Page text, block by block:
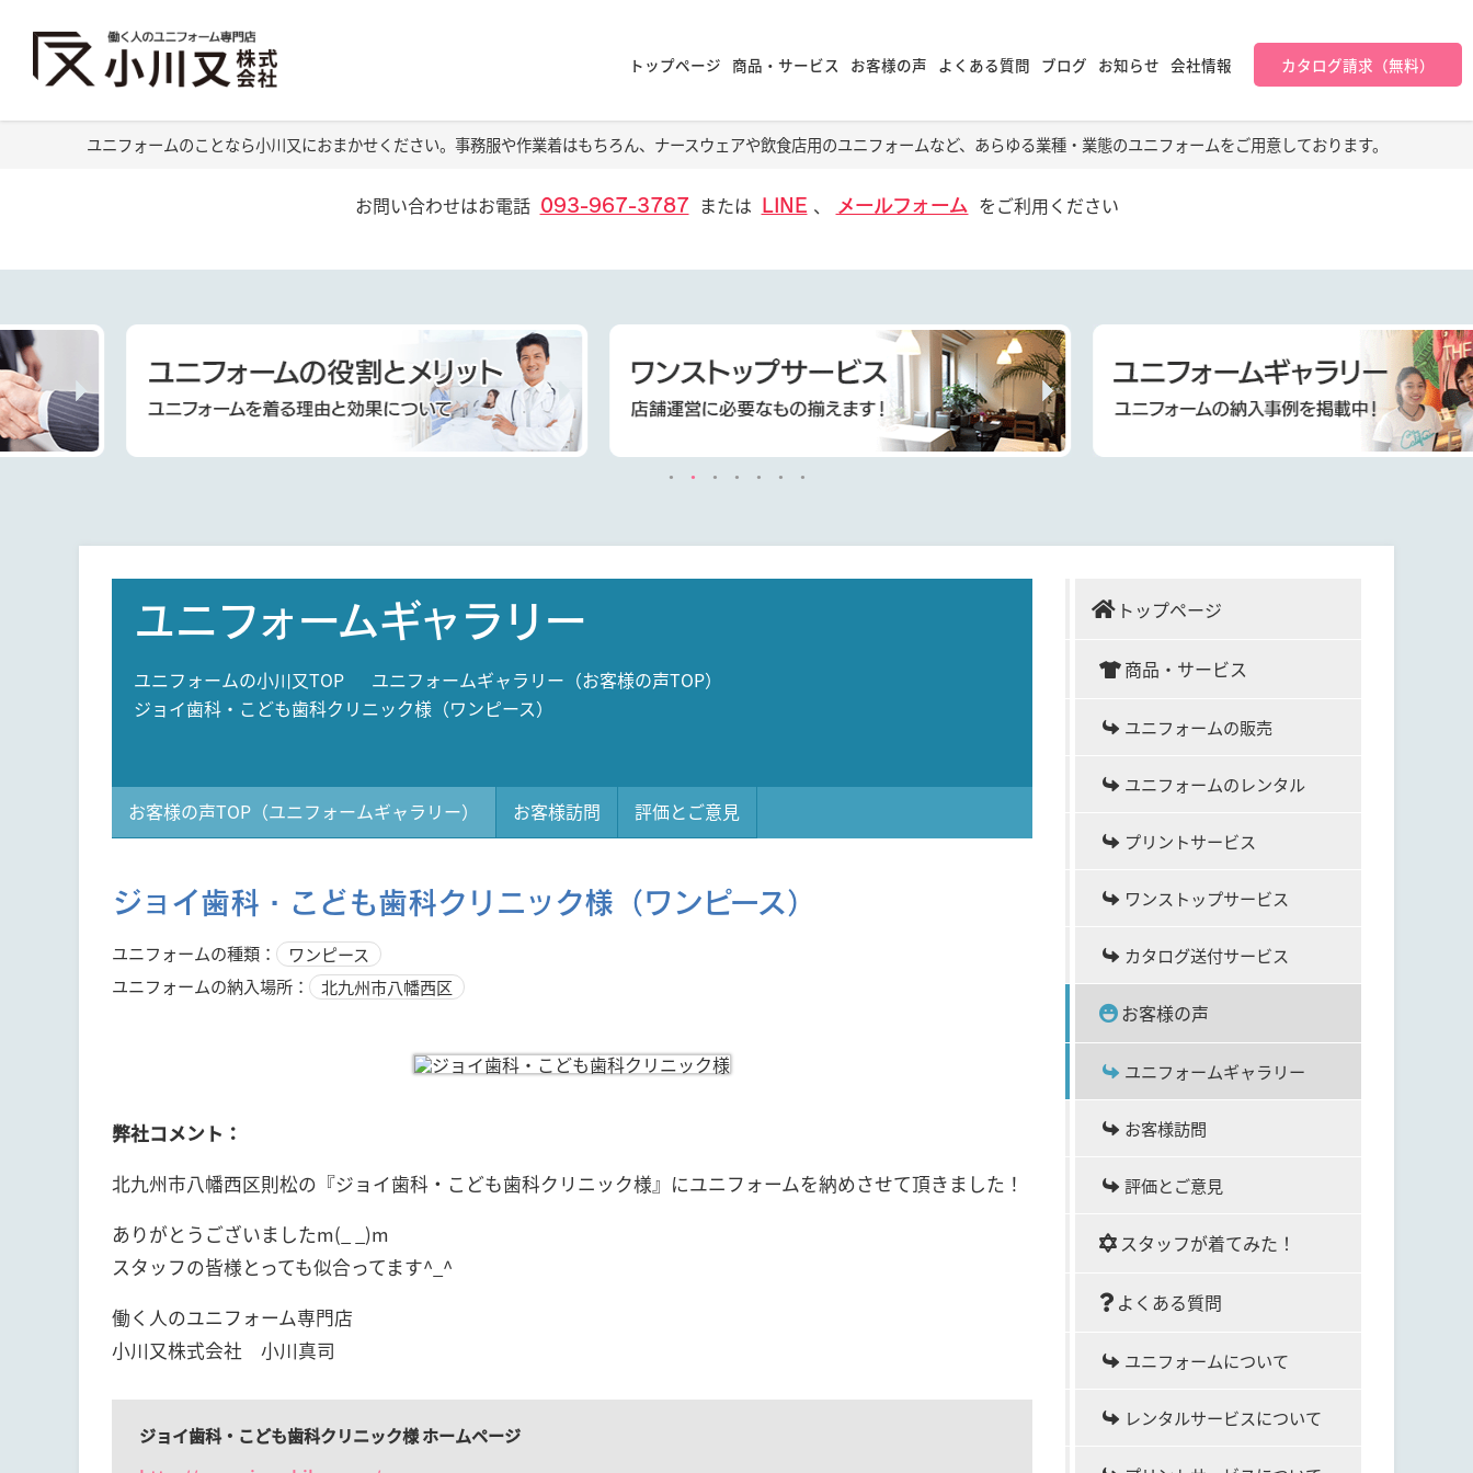
トップページ 商品・サービス お客様の声 よくある質問 ブログ お知らせ 会社情報 カタログ請求（無料）
ユニフォームのことなら小川又におまかせください。事務服や作業着はもちろん、ナースウェアや飲食店用のユニフォームなど、あらゆる業種・業態のユニフォームをご用意しております。
お問い合わせはお電話 093-967-3787 または LINE 、 メールフォーム をご利用ください
ユニフォームギャラリー
ユニフォームの小川又TOP
ユニフォームギャラリー（お客様の声TOP）
ジョイ歯科・こども歯科クリニック様（ワンピース）
お客様の声TOP（ユニフォームギャラリー） お客様訪問 評価とご意見
ジョイ歯科・こども歯科クリニック様（ワンピース）
ユニフォームの種類：
ワンピース
ユニフォームの納入場所：
北九州市八幡西区
弊社コメント：
北九州市八幡西区則松の『ジョイ歯科・こども歯科クリニック様』にユニフォームを納めさせて頂きました！
ありがとうございましたm(_ _)m
スタッフの皆様とっても似合ってます^_^
働く人のユニフォーム専門店
小川又株式会社 小川真司
ジョイ歯科・こども歯科クリニック様 ホームページ
トップページ
商品・サービス
ユニフォームの販売
ユニフォームのレンタル
プリントサービス
ワンストップサービス
カタログ送付サービス
お客様の声
ユニフォームギャラリー
お客様訪問
評価とご意見
スタッフが着てみた！
よくある質問
ユニフォームについて
レンタルサービスについて